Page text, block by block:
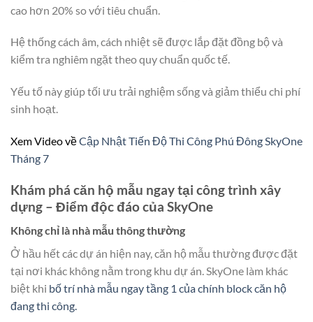
cao hơn 20% so với tiêu chuẩn.
Hệ thống cách âm, cách nhiệt sẽ được lắp đặt đồng bộ và
kiểm tra nghiêm ngặt theo quy chuẩn quốc tế.
Yếu tố này giúp tối ưu trải nghiệm sống và giảm thiểu chi phí
sinh hoạt.
Xem Video vềCập Nhật Tiến Độ Thi Công Phú Đông SkyOne
Tháng 7
Khám phá căn hộ mẫu ngay tại công trình xây
dựng – Điểm độc đáo của SkyOne
Không chỉ là nhà mẫu thông thường
Ở hầu hết các dự án hiện nay, căn hộ mẫu thường được đặt
tại nơi khác không nằm trong khu dự án. SkyOne làm khác
biệt khi bố trí nhà mẫu ngay tầng 1 của chính block căn hộ
đang thi công.